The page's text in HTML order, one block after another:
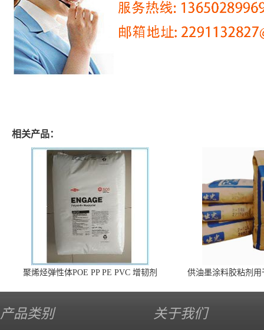
相关产品：
聚烯烃弹性体POE PP PE PVC 增韧剂
供油墨涂料胶粘剂
产品类别 关于我们